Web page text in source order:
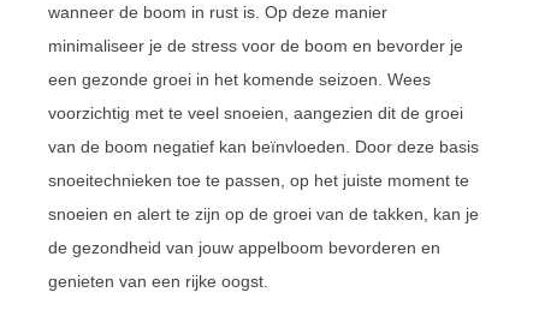
wanneer de boom in rust is. Op deze manier
minimaliseer je de stress voor de boom en bevorder je
een gezonde groei in het komende seizoen. Wees
voorzichtig met te veel snoeien, aangezien dit de groei
van de boom negatief kan beïnvloeden. Door deze basis
snoeitechnieken toe te passen, op het juiste moment te
snoeien en alert te zijn op de groei van de takken, kan je
de gezondheid van jouw appelboom bevorderen en
genieten van een rijke oogst.